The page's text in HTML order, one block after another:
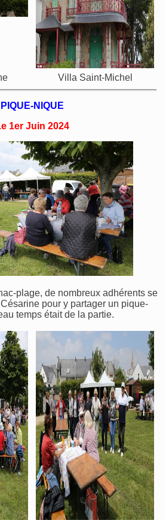
Villa Saint-Michel
PIQUE-NIQUE
1er Juin 2024
plage, de nombreux adhérents se
pour y partager un pique-
temps était de la partie.